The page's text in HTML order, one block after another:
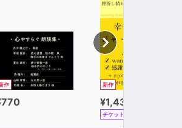
作 新作
¥1,430
チケット